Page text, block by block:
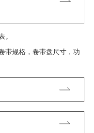
。
带规格，卷带盘尺寸，功